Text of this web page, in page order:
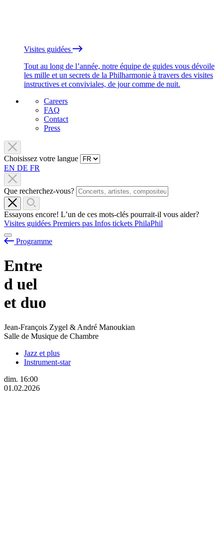
Visites guidées
Tout au long de l’année, notre équipe de guides vous dévoile
les mille et un secrets de la Philharmonie à travers des visites
instructives et conviviales, de jour comme de nuit.
Careers
FAQ
Contact
Press
Choisissez votre langue
EN DE FR
Que recherchez-vous?
Essayons encore! L’un de ces mots-clés pourrait-il vous aider?
Visites guidées Premiers pas Infos tickets PhilaPhil
Programme
Entre
d uel
et duo
Jean-François Zygel & André Manoukian
Salle de Musique de Chambre
Jazz et plus
Instrument-star
dim. 16:00
01.02.2026